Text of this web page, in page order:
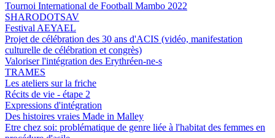
Tournoi International de Football Mambo 2022
SHARODOTSAV
Festival AEYAEL
Projet de célébration des 30 ans d'ACIS (vidéo, manifestation
culturelle de célébration et congrès)
Valoriser l'intégration des Erythréen-ne-s
TRAMES
Les ateliers sur la friche
Récits de vie - étape 2
Expressions d'intégration
Des histoires vraies Made in Malley
Etre chez soi: problématique de genre liée à l'habitat des femmes en